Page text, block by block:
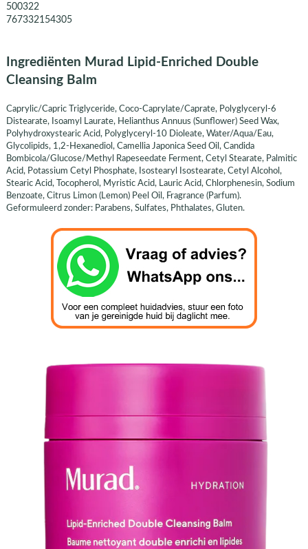
500322
767332154305
Ingrediënten Murad Lipid-Enriched Double
Cleansing Balm
Caprylic/Capric Triglyceride, Coco-Caprylate/Caprate, Polyglyceryl-6
Distearate, Isoamyl Laurate, Helianthus Annuus (Sunflower) Seed Wax,
Polyhydroxystearic Acid, Polyglyceryl-10 Dioleate, Water/Aqua/Eau,
Glycolipids, 1,2-Hexanediol, Camellia Japonica Seed Oil, Candida
Bombicola/Glucose/Methyl Rapeseedate Ferment, Cetyl Stearate, Palmitic
Acid, Potassium Cetyl Phosphate, Isostearyl Isostearate, Cetyl Alcohol,
Stearic Acid, Tocopherol, Myristic Acid, Lauric Acid, Chlorphenesin, Sodium
Benzoate, Citrus Limon (Lemon) Peel Oil, Fragrance (Parfum).
Geformuleerd zonder: Parabens, Sulfates, Phthalates, Gluten.